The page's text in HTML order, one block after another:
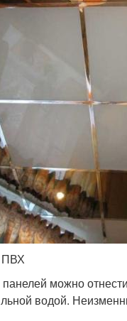
ПВХ
можно
водой.